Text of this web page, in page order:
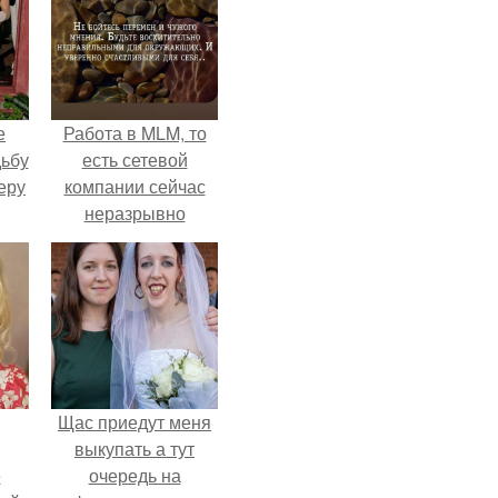
Работа в MLM, то
есть сетевой
компании сейчас
неразрывно
связана с создание
своего контента,
своей страницы в
соц сетях.
Щас приедут меня
выкупать а тут
очередь на